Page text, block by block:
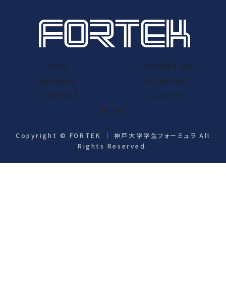
TEAM
FORMULA SAE
MESSAGE
SPONSORS
CONTACT
GALLERY
BLOG
Copyright © FORTEK ｜ 神戸大学学生フォーミュラ All
Rights Reserved.